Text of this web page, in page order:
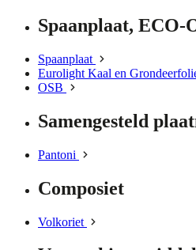
Spaanplaat, ECO-
Spaanplaat
Eurolight Kaal en
OSB
Samengesteld
Pantoni
Composiet
Volkoriet